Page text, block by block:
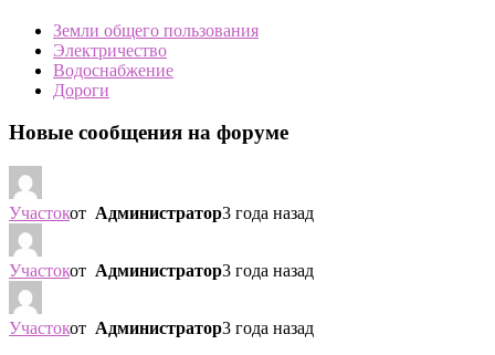
Земли общего пользования
Электричество
Водоснабжение
Дороги
Новые сообщения на форуме
Участокот Администратор3 года назад
Участокот Администратор3 года назад
Участокот Администратор3 года назад